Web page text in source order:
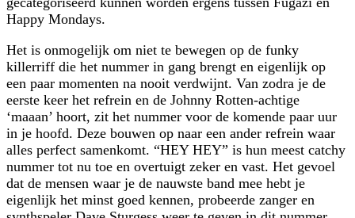
Happy Mondays.
Het is onmogelijk om niet te bewegen op de funky
killerriff die het nummer in gang brengt en eigenlijk op
een paar momenten na nooit verdwijnt. Van zodra je de
eerste keer het refrein en de Johnny Rotten-achtige
‘maaan’ hoort, zit het nummer voor de komende paar uur
in je hoofd. Deze bouwen op naar een ander refrein waar
alles perfect samenkomt. “HEY HEY” is hun meest catchy
nummer tot nu toe en overtuigt zeker en vast. Het gevoel
dat de mensen waar je de nauwste band mee hebt je
eigenlijk het minst goed kennen, probeerde zanger en